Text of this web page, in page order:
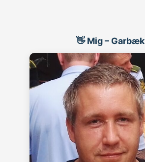
👋 Mig – Garbæk